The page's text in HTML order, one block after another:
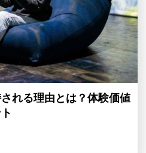
れる理由とは？体験価値